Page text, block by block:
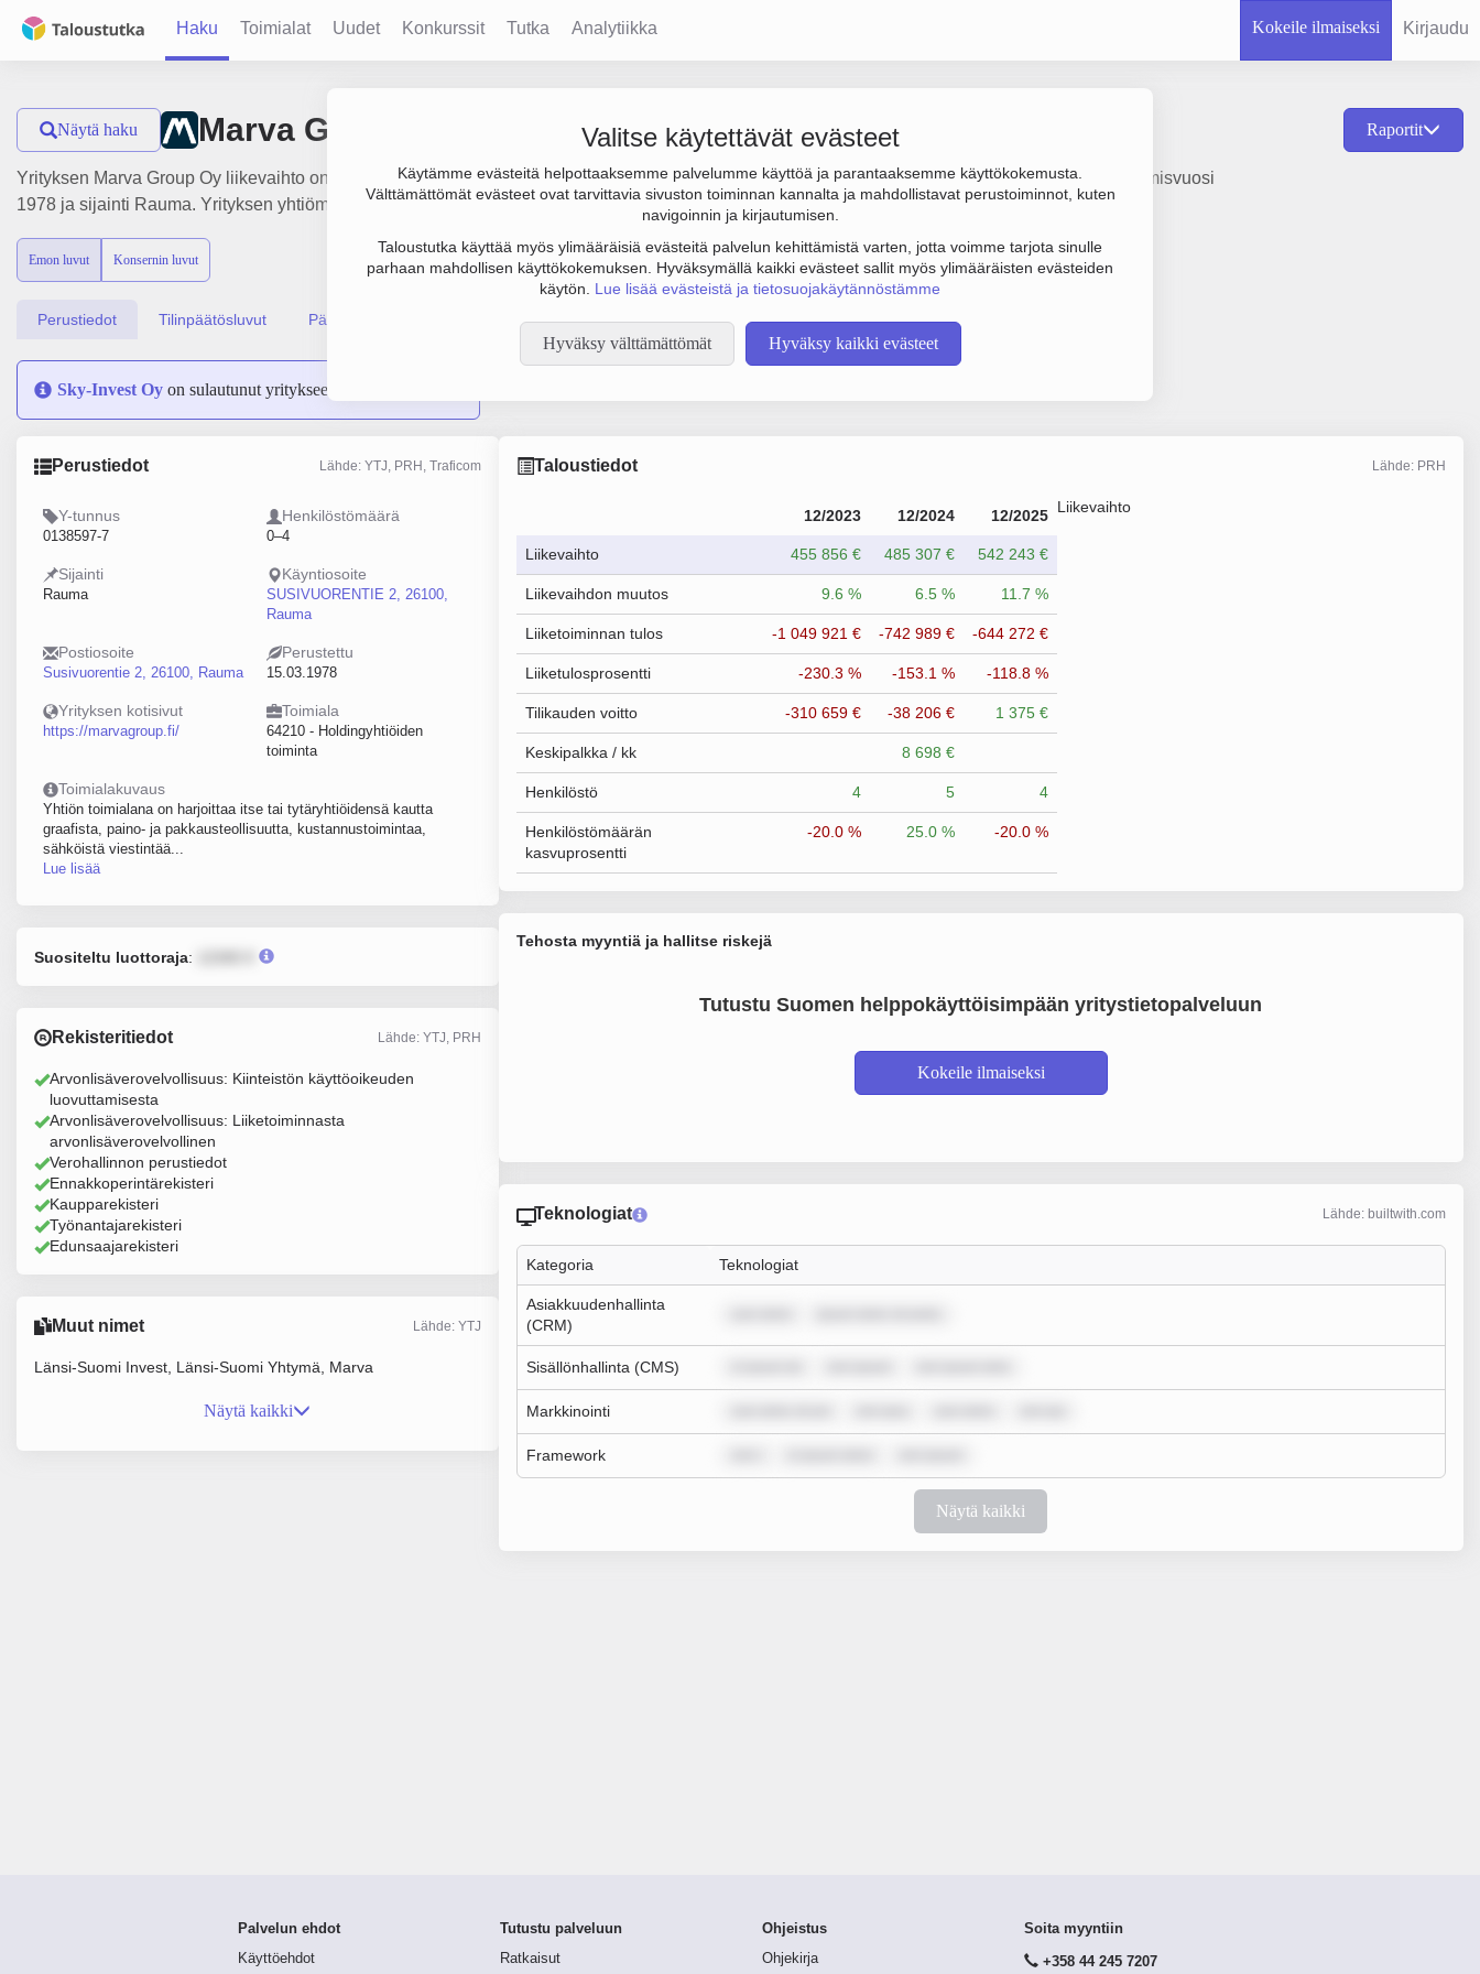
Haku Toimialat Uudet Konkurssit Tutka Analytiikka Kokeile ilmaiseksi Kirjaudu
Valitse käytettävät evästeet
Käytämme evästeitä helpottaaksemme palvelumme käyttöä ja parantaaksemme käyttökokemusta.
Välttämättömät evästeet ovat tarvittavia sivuston toiminnan kannalta ja mahdollistavat perustoiminnot, kuten
navigoinnin ja kirjautumisen.
Taloustutka käyttää myös ylimääräisiä evästeitä palvelun kehittämistä varten, jotta voimme tarjota sinulle
parhaan mahdollisen käyttökokemuksen. Hyväksymällä kaikki evästeet sallit myös ylimääräisten evästeiden
käytön. Lue lisää evästeistä ja tietosuojakäytännöstämme
Hyväksy välttämättömät Hyväksy kaikki evästeet
Näytä haku Marva Group Oy Raportit
Yrityksen Marva Group Oy liikevaihto on 542 000 €, tulos -644 000 € ja henkilöstömäärä 4. Sen päätoimiala on Holdingyhtiöiden toiminta, perustamisvuosi
1978 ja sijainti Rauma. Yrityksen yhtiömuoto Osakeyhtiö (OY).
Emon luvut Konsernin luvut
Perustiedot Tilinpäätösluvut Päättäjätiedot
Sky-Invest Oy on sulautunut yritykseen Marva Group Oy
Perustiedot Lähde: YTJ, PRH, Traficom
Y-tunnus
0138597-7
Henkilöstömäärä
0–4
Sijainti
Rauma
Käyntiosoite
SUSIVUORENTIE 2, 26100,
Rauma
Postiosoite
Susivuorentie 2, 26100, Rauma
Perustettu
15.03.1978
Yrityksen kotisivut
https://marvagroup.fi/
Toimiala
64210 - Holdingyhtiöiden
toiminta
Toimialakuvaus
Yhtiön toimialana on harjoittaa itse tai tytäryhtiöidensä kautta
graafista, paino- ja pakkausteollisuutta, kustannustoimintaa,
sähköistä viestintää...
Lue lisää
Suositeltu luottoraja:
Rekisteritiedot Lähde: YTJ, PRH
Arvonlisäverovelvollisuus: Kiinteistön käyttöoikeuden
luovuttamisesta
Arvonlisäverovelvollisuus: Liiketoiminnasta
arvonlisäverovelvollinen
Verohallinnon perustiedot
Ennakkoperintärekisteri
Kaupparekisteri
Työnantajarekisteri
Edunsaajarekisteri
Muut nimet Lähde: YTJ
Länsi-Suomi Invest, Länsi-Suomi Yhtymä, Marva
Näytä kaikki
Taloustiedot Lähde: PRH
12/2023 12/2024 12/2025
Liikevaihto 455 856 € 485 307 € 542 243 €
Liikevaihdon muutos 9.6 % 6.5 % 11.7 %
Liiketoiminnan tulos -1 049 921 € -742 989 € -644 272 €
Liiketulosprosentti -230.3 % -153.1 % -118.8 %
Tilikauden voitto -310 659 € -38 206 € 1 375 €
Keskipalkka / kk 8 698 €
Henkilöstö 4 5 4
Henkilöstömäärän
kasvuprosentti
-20.0 % 25.0 % -20.0 %
Liikevaihto
Tehosta myyntiä ja hallitse riskejä
Tutustu Suomen helppokäyttöisimpään yritystietopalveluun
Kokeile ilmaiseksi
Teknologiat Lähde: builtwith.com
Kategoria Teknologiat
Asiakkuudenhallinta
(CRM)
Sisällönhallinta (CMS)
Markkinointi
Framework
Näytä kaikki
Palvelun ehdot
Käyttöehdot
Tutustu palveluun
Ratkaisut
Ohjeistus
Ohjekirja
Soita myyntiin
+358 44 245 7207